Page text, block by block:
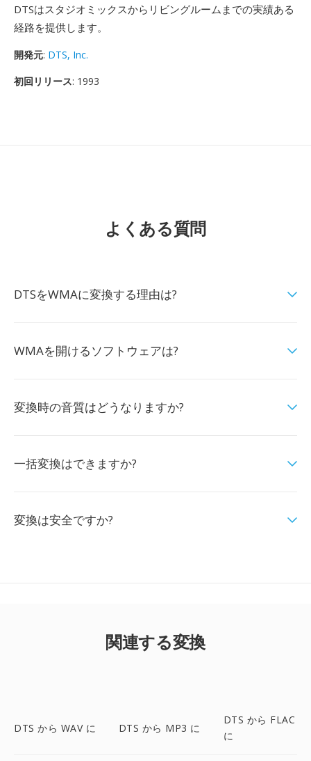
DTSはスタジオミックスからリビングルームまでの実績ある
経路を提供します。
開発元: DTS, Inc.
初回リリース: 1993
よくある質問
DTSをWMAに変換する理由は?
WMAを開けるソフトウェアは?
変換時の音質はどうなりますか?
一括変換はできますか?
変換は安全ですか?
関連する変換
DTS から WAV に DTS から MP3 に
DTS から FLAC
に